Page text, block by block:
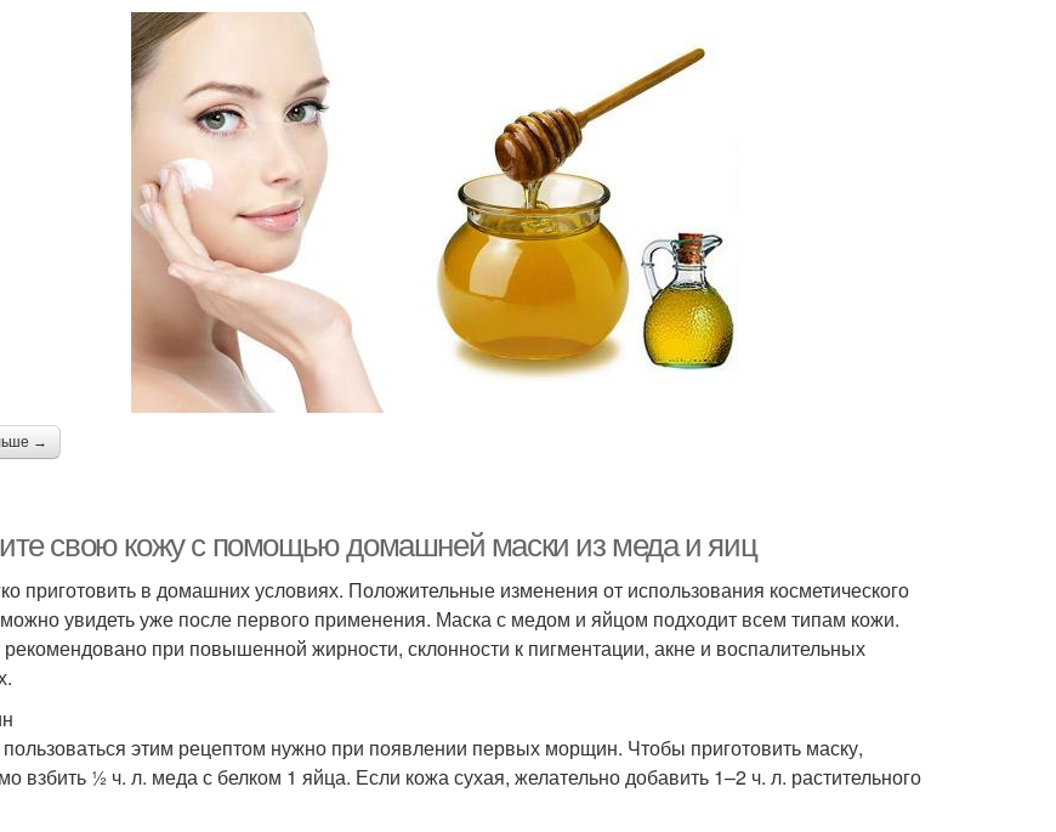
→
свою кожу с помощью домашней маски из меда и яиц
приготовить в домашних условиях. Положительные изменения от использования косметического
увидеть уже после первого применения. Маска с медом и яйцом подходит всем типам кожи.
при повышенной жирности, склонности к пигментации, акне и воспалительных
этим рецептом нужно при появлении первых морщин. Чтобы приготовить маску,
взбить ½ ч. л. меда с белком 1 яйца. Если кожа сухая, желательно добавить 1–2 ч. л. растительного